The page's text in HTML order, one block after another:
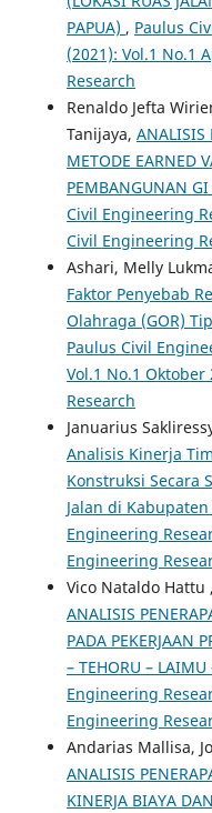
PAPUA) , Paulus
(2021): Vol.1 No.1
Research
Renaldo Jefta
Tanijaya, ANALISIS
METODE EARNED
PEMBANGUNAN
Civil Engineering
Civil Engineering
Ashari, Melly
Faktor Penyebab
Olahraga (GOR)
Paulus Civil
Vol.1 No.1
Research
Januarius
Analisis Kinerja
Konstruksi Secara
Jalan di
Engineering
Engineering
Vico Nataldo Hattu
ANALISIS
PADA PEKERJAAN
– TEHORU –
Engineering
Engineering
Andarias Mallisa,
ANALISIS
KINERJA BIAYA